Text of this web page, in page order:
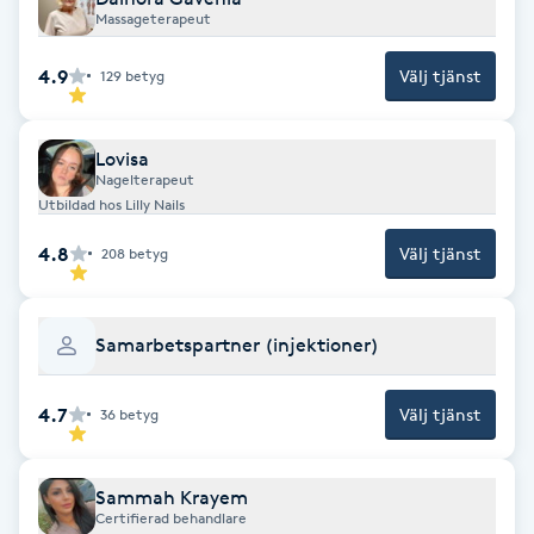
Fotsvamp
Fotvård
Fransar
Fransfärgning
Fransförlängning
Fransförlängning Megavolym
Fransförlängning Volym
Massageterapeut
4.9 129 betyg Välj tjänst
Lovisa
Nagelterapeut
Utbildad hos Lilly Nails
4.8 208 betyg Välj tjänst
Samarbetspartner (injektioner)
4.7 36 betyg Välj tjänst
Sammah Krayem
Certifierad behandlare